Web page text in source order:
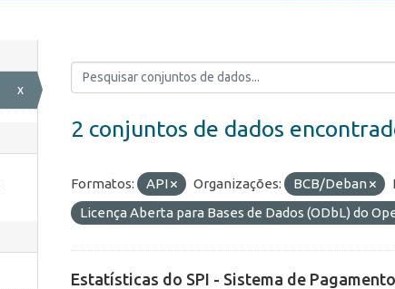
x
2 conjuntos de dados
Formatos: API Organizações: BCB/Deban
Licença Aberta para Bases de Dados (ODbL) do
Estatísticas do SPI - Sistema de